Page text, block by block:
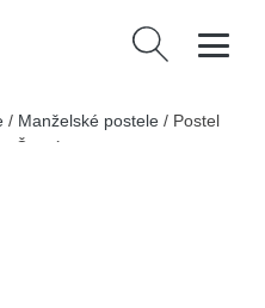
Vyhledávání
/ Manželské postele / Postel
Černá